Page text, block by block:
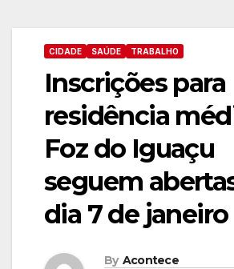
CIDADE SAÚDE TRABALHO
Inscrições para
residência
Foz do Iguaçu
seguem
dia 7 de janeiro
By Acontece